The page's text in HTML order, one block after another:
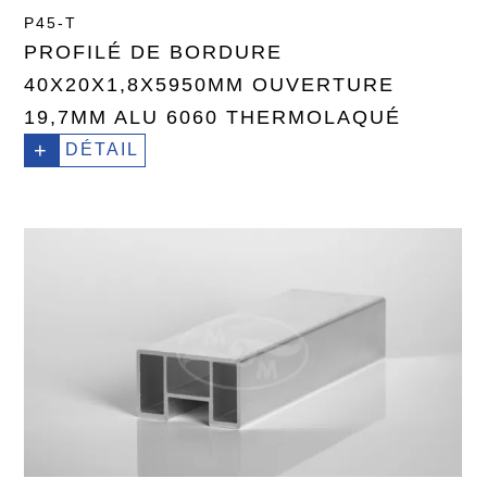
P45-T
PROFILÉ DE BORDURE
40X20X1,8X5950MM OUVERTURE
19,7MM ALU 6060 THERMOLAQUÉ
+ DÉTAIL